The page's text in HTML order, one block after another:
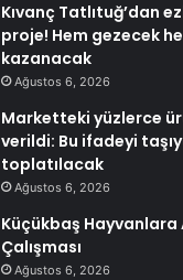
Kıvanç Tatlıtuğ’dan
proje! Hem gezecek
kazanacak
Ağustos 6, 2026
Marketteki yüzlerce
verildi: Bu ifadeyi
toplatılacak
Ağustos 6, 2026
Küçükbaş Hayvanlara
Çalışması
Ağustos 6, 2026